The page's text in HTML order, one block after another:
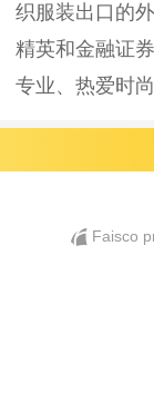
织服装出口的
精英和金融证
专业、热爱时
Faisco